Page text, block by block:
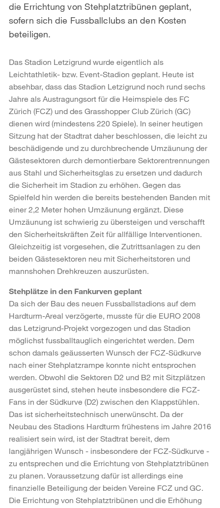
die Errichtung von Stehplatztribünen geplant,
sofern sich die Fussballclubs an den Kosten
beteiligen.
Das Stadion Letzigrund wurde eigentlich als
Leichtathletik- bzw. Event-Stadion geplant. Heute ist
absehbar, dass das Stadion Letzigrund noch rund sechs
Jahre als Austragungsort für die Heimspiele des FC
Zürich (FCZ) und des Grasshopper Club Zürich (GC)
dienen wird (mindestens 220 Spiele). In seiner heutigen
Sitzung hat der Stadtrat daher beschlossen, die leicht zu
beschädigende und zu durchbrechende Umzäunung der
Gästesektoren durch demontierbare Sektorentrennungen
aus Stahl und Sicherheitsglas zu ersetzen und dadurch
die Sicherheit im Stadion zu erhöhen. Gegen das
Spielfeld hin werden die bereits bestehenden Banden mit
einer 2,2 Meter hohen Umzäunung ergänzt. Diese
Umzäunung ist schwierig zu übersteigen und verschafft
den Sicherheitskräften Zeit für allfällige Interventionen.
Gleichzeitig ist vorgesehen, die Zutrittsanlagen zu den
beiden Gästesektoren neu mit Sicherheitstoren und
mannshohen Drehkreuzen auszurüsten.
Stehplätze in den Fankurven geplant
Da sich der Bau des neuen Fussballstadions auf dem
Hardturm-Areal verzögerte, musste für die EURO 2008
das Letzigrund-Projekt vorgezogen und das Stadion
möglichst fussballtauglich eingerichtet werden. Dem
schon damals geäusserten Wunsch der FCZ-Südkurve
nach einer Stehplatzrampe konnte nicht entsprochen
werden. Obwohl die Sektoren D2 und B2 mit Sitzplätzen
ausgerüstet sind, stehen heute insbesondere die FCZ-
Fans in der Südkurve (D2) zwischen den Klappstühlen.
Das ist sicherheitstechnisch unerwünscht. Da der
Neubau des Stadions Hardturm frühestens im Jahre 2016
realisiert sein wird, ist der Stadtrat bereit, dem
langjährigen Wunsch - insbesondere der FCZ-Südkurve -
zu entsprechen und die Errichtung von Stehplatztribünen
zu planen. Voraussetzung dafür ist allerdings eine
finanzielle Beteiligung der beiden Vereine FCZ und GC.
Die Errichtung von Stehplatztribünen und die Erhöhung